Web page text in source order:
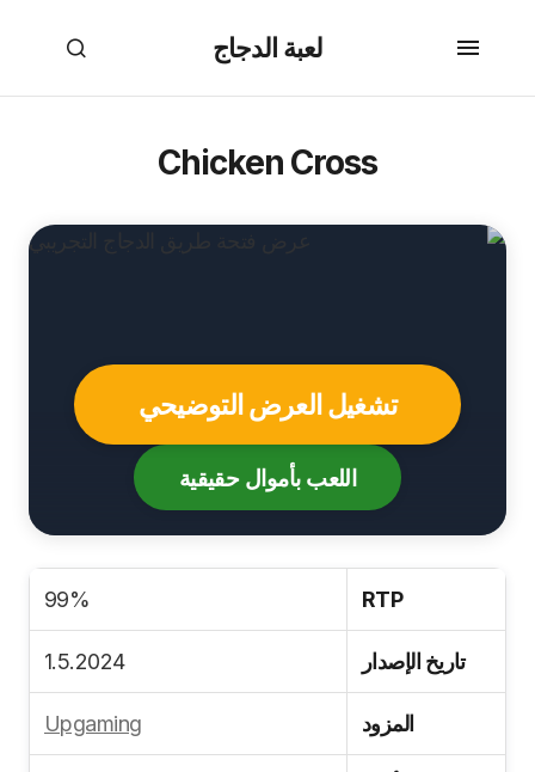
لعبة الدجاج
Chicken Cross
تشغيل العرض التوضيحي
اللعب بأموال حقيقية
RTP
99%
تاريخ الإصدار 1.5.2024
المزود Upgaming